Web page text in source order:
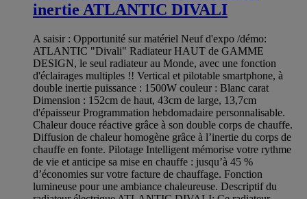
inertie ATLANTIC DIVALI
A saisir : Opportunité sur matériel Neuf d'expo /démo:
ATLANTIC "Divali" Radiateur HAUT de GAMME
DESIGN, le seul radiateur au Monde, avec une fonction
d'éclairages multiples !! Vertical et pilotable smartphone, à
double inertie puissance : 1500W couleur : Blanc carat
Dimension : 152cm de haut, 43cm de large, 13,7cm
d'épaisseur Programmation hebdomadaire personnalisable.
Chaleur douce réactive grâce à son double corps de chauffe.
Diffusion de chaleur homogène grâce à l’inertie du corps de
chauffe en fonte. Pilotage Intelligent mémorise votre rythme
de vie et anticipe sa mise en chauffe : jusqu’à 45 %
d’économies sur votre facture de chauffage. Fonction
lumineuse pour une ambiance chaleureuse. Descriptif du